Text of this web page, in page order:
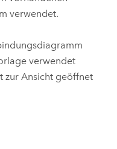
verwendet.
verwendet
zur Ansicht geöffnet